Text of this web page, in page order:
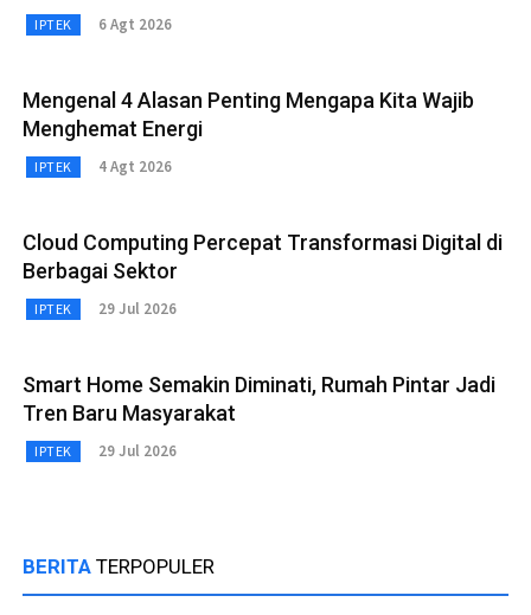
IPTEK 6 Agt 2026
Mengenal 4 Alasan Penting Mengapa Kita Wajib
Menghemat Energi
IPTEK 4 Agt 2026
Cloud Computing Percepat Transformasi Digital di
Berbagai Sektor
IPTEK 29 Jul 2026
Smart Home Semakin Diminati, Rumah Pintar Jadi
Tren Baru Masyarakat
IPTEK 29 Jul 2026
BERITA TERPOPULER